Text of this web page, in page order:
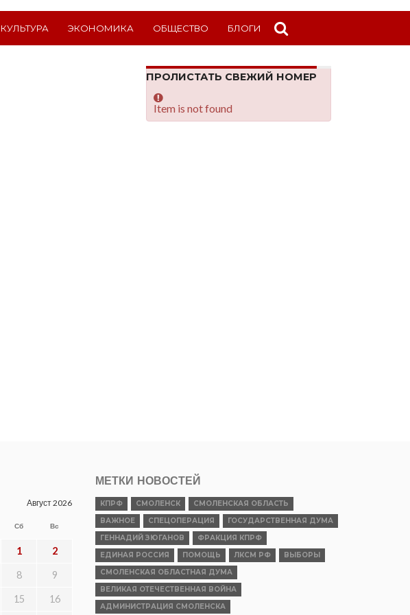
КУЛЬТУРА ЭКОНОМИКА ОБЩЕСТВО БЛОГИ
ПРОЛИСТАТЬ СВЕЖИЙ НОМЕР
Item is not found
Август 2026
Сб Вс
1 2
8 9
15 16
МЕТКИ НОВОСТЕЙ
КПРФ СМОЛЕНСК
СМОЛЕНСКАЯ ОБЛАСТЬ
ВАЖНОЕ
СПЕЦОПЕРАЦИЯ
ГОСУДАРСТВЕННАЯ ДУМА
ГЕННАДИЙ ЗЮГАНОВ
ФРАКЦИЯ КПРФ
ЕДИНАЯ РОССИЯ
ПОМОЩЬ ЛКСМ РФ
ВЫБОРЫ
СМОЛЕНСКАЯ ОБЛАСТНАЯ ДУМА
ВЕЛИКАЯ ОТЕЧЕСТВЕННАЯ ВОЙНА
АДМИНИСТРАЦИЯ СМОЛЕНСКА